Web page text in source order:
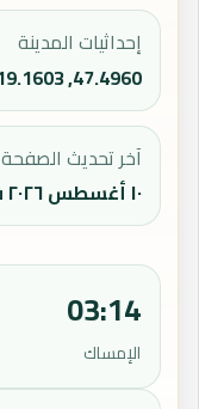
إحداثيات المدينة
47.4960, 19.1603
آخر تحديث الصفحة
١٠ أغسطس ٢٠٢٦ في ١٢:١٧ ص
03:14
الإمساك